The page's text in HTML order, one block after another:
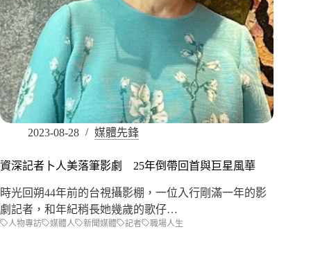
2023-08-28 媒體先鋒
資深記者卜人美落筆影劇 25年倒帶回首與巨星風華
時光回朔44年前的台視攝影棚，一位入行剛滿一年的影
劇記者，和年紀稍長她幾歲的歌仔…
人物專訪 媒體人 新聞媒體 記者 職場人生